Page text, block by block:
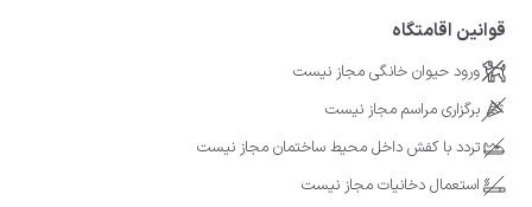
قوانین اقامتگاه
ورود حیوان خانگی مجاز نیست
برگزاری مراسم مجاز نیست
تردد با کفش داخل محیط ساختمان مجاز نیست
استعمال دخانیات مجاز نیست